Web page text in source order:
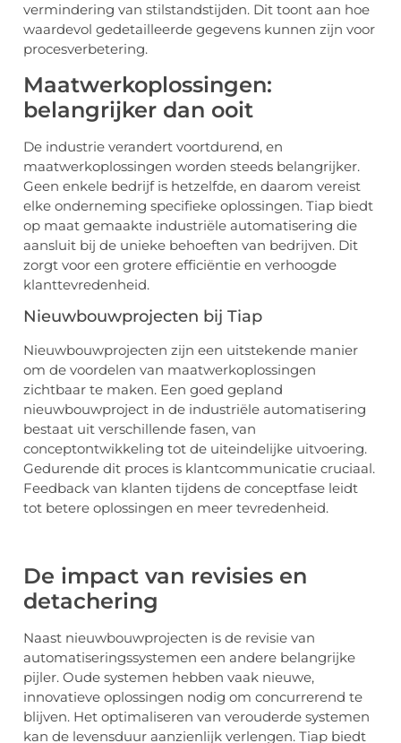
vermindering van stilstandstijden. Dit toont aan hoe
waardevol gedetailleerde gegevens kunnen zijn voor
procesverbetering.
Maatwerkoplossingen:
belangrijker dan ooit
De industrie verandert voortdurend, en
maatwerkoplossingen worden steeds belangrijker.
Geen enkele bedrijf is hetzelfde, en daarom vereist
elke onderneming specifieke oplossingen. Tiap biedt
op maat gemaakte industriële automatisering die
aansluit bij de unieke behoeften van bedrijven. Dit
zorgt voor een grotere efficiëntie en verhoogde
klanttevredenheid.
Nieuwbouwprojecten bij Tiap
Nieuwbouwprojecten zijn een uitstekende manier
om de voordelen van maatwerkoplossingen
zichtbaar te maken. Een goed gepland
nieuwbouwproject in de industriële automatisering
bestaat uit verschillende fasen, van
conceptontwikkeling tot de uiteindelijke uitvoering.
Gedurende dit proces is klantcommunicatie cruciaal.
Feedback van klanten tijdens de conceptfase leidt
tot betere oplossingen en meer tevredenheid.
De impact van revisies en
detachering
Naast nieuwbouwprojecten is de revisie van
automatiseringssystemen een andere belangrijke
pijler. Oude systemen hebben vaak nieuwe,
innovatieve oplossingen nodig om concurrerend te
blijven. Het optimaliseren van verouderde systemen
kan de levensduur aanzienlijk verlengen. Tiap biedt